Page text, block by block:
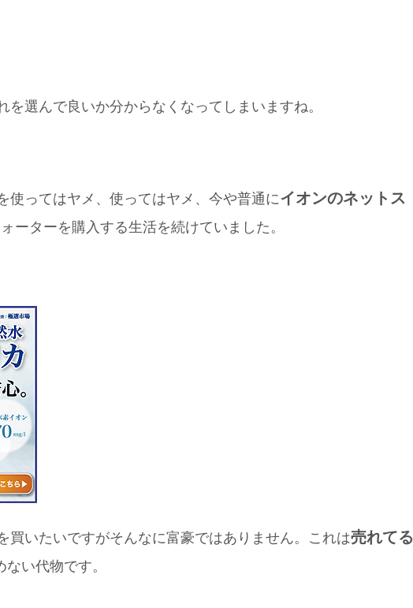
を選んで良いか分からなくなってしまいますね。
使ってはヤメ、使ってはヤメ、今や普通にイオンのネットス
ーターを購入する生活を続けていました。
買いたいですがそんなに富豪ではありません。これは売れてる
ない代物です。